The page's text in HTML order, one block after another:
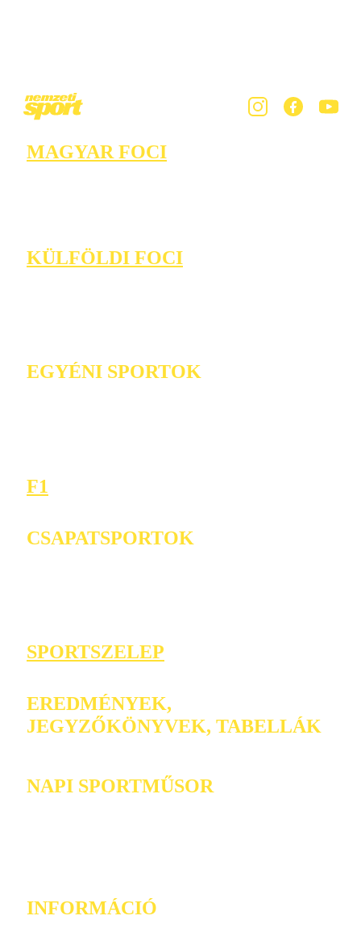
MAGYAR FOCI
KÜLFÖLDI FOCI
EGYÉNI SPORTOK
F1
CSAPATSPORTOK
SPORTSZELEP
EREDMÉNYEK,
JEGYZŐKÖNYVEK, TABELLÁK
NAPI SPORTMŰSOR
INFORMÁCIÓ